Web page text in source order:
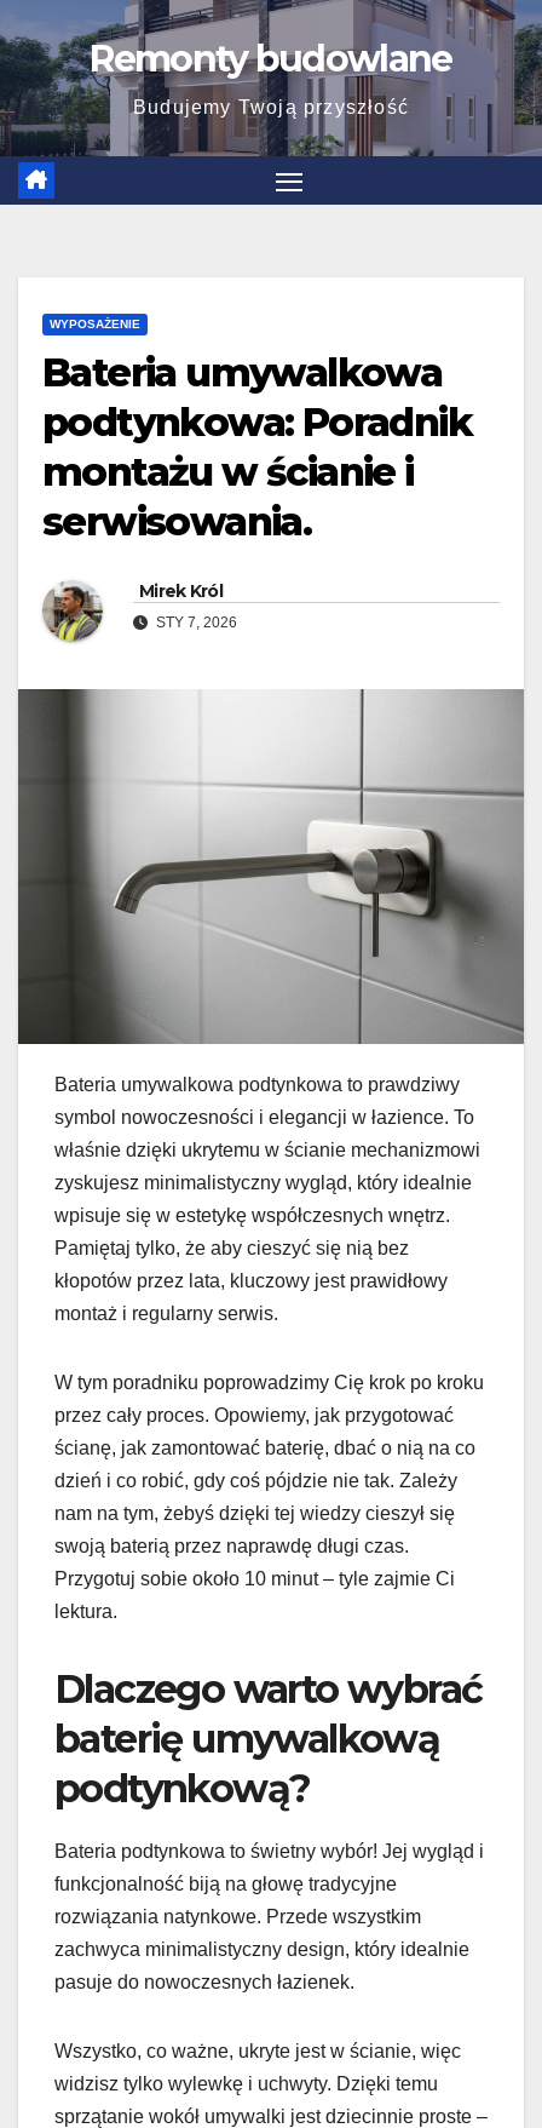
to
content
Remonty budowlane
Budujemy Twoją przyszłość
WYPOSAŻENIE
Bateria umywalkowa
podtynkowa: Poradnik
montażu w ścianie i
serwisowania.
Mirek Król
STY 7, 2026
Bateria umywalkowa podtynkowa to prawdziwy
symbol nowoczesności i elegancji w łazience. To
właśnie dzięki ukrytemu w ścianie mechanizmowi
zyskujesz minimalistyczny wygląd, który idealnie
wpisuje się w estetykę współczesnych wnętrz.
Pamiętaj tylko, że aby cieszyć się nią bez
kłopotów przez lata, kluczowy jest prawidłowy
montaż i regularny serwis.
W tym poradniku poprowadzimy Cię krok po kroku
przez cały proces. Opowiemy, jak przygotować
ścianę, jak zamontować baterię, dbać o nią na co
dzień i co robić, gdy coś pójdzie nie tak. Zależy
nam na tym, żebyś dzięki tej wiedzy cieszył się
swoją baterią przez naprawdę długi czas.
Przygotuj sobie około 10 minut – tyle zajmie Ci
lektura.
Dlaczego warto wybrać
baterię umywalkową
podtynkową?
Bateria podtynkowa to świetny wybór! Jej wygląd i
funkcjonalność biją na głowę tradycyjne
rozwiązania natynkowe. Przede wszystkim
zachwyca minimalistyczny design, który idealnie
pasuje do nowoczesnych łazienek.
Wszystko, co ważne, ukryte jest w ścianie, więc
widzisz tylko wylewkę i uchwyty. Dzięki temu
sprzątanie wokół umywalki jest dziecinnie proste –